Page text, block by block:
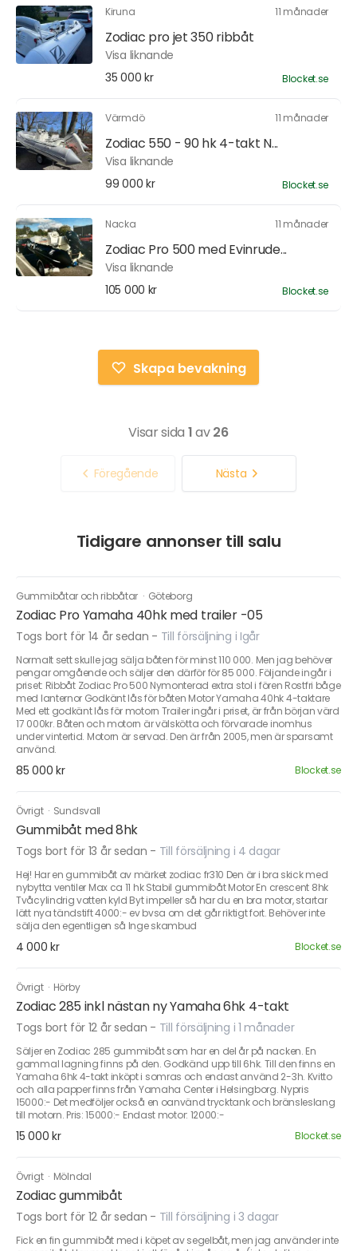
Kiruna 11 månader
Zodiac pro jet 350 ribbåt
Visa liknande
35 000 kr
Blocket.se
Värmdö 11 månader
Zodiac 550 - 90 hk 4-takt N...
Visa liknande
99 000 kr
Blocket.se
Nacka 11 månader
Zodiac Pro 500 med Evinrude...
Visa liknande
105 000 kr
Blocket.se
Skapa bevakning
Visar sida 1av26
Föregående Nästa
Tidigare annonser till salu
Gummibåtar och ribbåtar · Göteborg
Zodiac Pro Yamaha 40hk med trailer -05
Togs bort för 14 år sedan - Till försäljning i Igår
Normalt sett skulle jag sälja båten för minst 110 000. Men jag behöver
pengar omgående och säljer den därför för 85 000. Följande ingår i
priset: Ribbåt Zodiac Pro 500 Nymonterad extra stol i fören Rostfri båge
med lanternor Godkänt lås för båten Motor Yamaha 40hk 4-taktare
Med ett godkänt lås för motorn Trailer ingår i priset, är från början värd
17 000kr. Båten och motorn är välskötta och förvarade inomhus
under vintertid. Motorn är servad. Den är från 2005, men är sparsamt
använd.
85 000 kr Blocket.se
Övrigt · Sundsvall
Gummibåt med 8hk
Togs bort för 13 år sedan - Till försäljning i 4 dagar
Hej! Har en gummibåt av märket zodiac fr310 Den är i bra skick med
nybytta ventiler Max ca 11 hk Stabil gummibåt Motor En crescent 8hk
Tvåcylindrig vatten kyld Byt impeller så har du en bra motor, startar
lätt nya tändstift 4000:- ev bvsa om det går riktigt fort. Behöver inte
sälja den egentligen så Inge skambud
4 000 kr Blocket.se
Övrigt · Hörby
Zodiac 285 inkl nästan ny Yamaha 6hk 4-takt
Togs bort för 12 år sedan - Till försäljning i 1 månader
Säljer en Zodiac 285 gummibåt som har en del år på nacken. En
gammal lagning finns på den. Godkänd upp till 6hk. Till den finns en
Yamaha 6hk 4-takt inköpt i somras och endast använd 2-3h. Kvitto
och alla papper finns från Yamaha Center i Helsingborg. Nypris
15000:- Det medföljer också en oanvänd trycktank och bränsleslang
till motorn. Pris: 15000:- Endast motor: 12000:-
15 000 kr Blocket.se
Övrigt · Mölndal
Zodiac gummibåt
Togs bort för 12 år sedan - Till försäljning i 3 dagar
Fick en fin gummibåt med i köpet av segelbåt, men jag använder inte